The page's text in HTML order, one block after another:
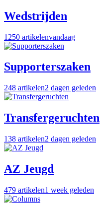
Wedstrijden
1250 artikelenvandaag
Supporterszaken
248 artikelen2 dagen geleden
Transfergeruchten
138 artikelen2 dagen geleden
AZ Jeugd
479 artikelen1 week geleden